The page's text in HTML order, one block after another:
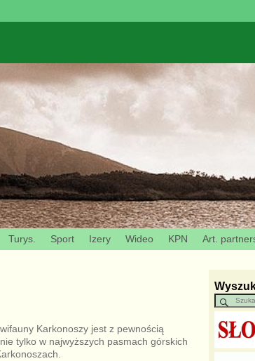
Turys. Sport Izery Wideo KPN
Art.
Karkonoszy jest z pewnością
tylko w najwyższych pasmach górskich